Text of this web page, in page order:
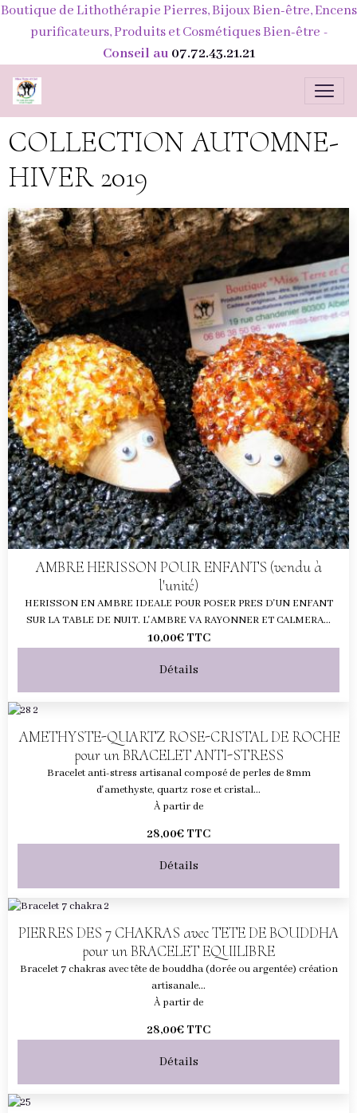
Boutique de Lithothérapie Pierres, Bijoux Bien-être, Encens
purificateurs, Produits et Cosmétiques Bien-être -
Conseil au 07.72.43.21.21
COLLECTION AUTOMNE-
HIVER 2019
AMBRE HERISSON POUR ENFANTS (vendu à
l'unité)
HERISSON EN AMBRE IDEALE POUR POSER PRES D'UN ENFANT
SUR LA TABLE DE NUIT. L'AMBRE VA RAYONNER ET CALMERA...
10,00€ TTC
Détails
AMETHYSTE-QUARTZ ROSE-CRISTAL DE ROCHE
pour un BRACELET ANTI-STRESS
Bracelet anti-stress artisanal composé de perles de 8mm
d'amethyste, quartz rose et cristal...
À partir de
28,00€ TTC
Détails
PIERRES DES 7 CHAKRAS avec TETE DE BOUDDHA
pour un BRACELET EQUILIBRE
Bracelet 7 chakras avec tête de bouddha (dorée ou argentée) création
artisanale...
À partir de
28,00€ TTC
Détails